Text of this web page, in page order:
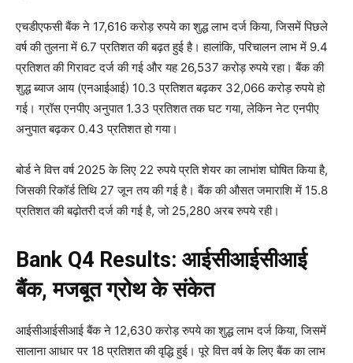
एचडीएफसी बैंक ने 17,616 करोड़ रुपये का शुद्ध लाभ दर्ज किया, जिसमें पिछले
वर्ष की तुलना में 6.7 प्रतिशत की बढ़त हुई है। हालांकि, परिचालन लाभ में 9.4
प्रतिशत की गिरावट दर्ज की गई और यह 26,537 करोड़ रुपये रहा। बैंक की
शुद्ध ब्याज आय (एनआईआई) 10.3 प्रतिशत बढ़कर 32,066 करोड़ रुपये हो
गई। ग्रॉस एनपीए अनुपात 1.33 प्रतिशत तक घट गया, लेकिन नेट एनपीए
अनुपात बढ़कर 0.43 प्रतिशत हो गया।
बोर्ड ने वित्त वर्ष 2025 के लिए 22 रुपये प्रति शेयर का लाभांश घोषित किया है,
जिसकी रिकॉर्ड तिथि 27 जून तय की गई है। बैंक की औसत जमाराशि में 15.8
प्रतिशत की बढ़ोतरी दर्ज की गई है, जो 25,280 अरब रुपये रही।
Bank Q4 Results: आईसीआईसीआई
बैंक, मजबूत ग्रोथ के संकेत
आईसीआईसीआई बैंक ने 12,630 करोड़ रुपये का शुद्ध लाभ दर्ज किया, जिसमें
सालाना आधार पर 18 प्रतिशत की वृद्धि हुई। पूरे वित्त वर्ष के लिए बैंक का लाभ